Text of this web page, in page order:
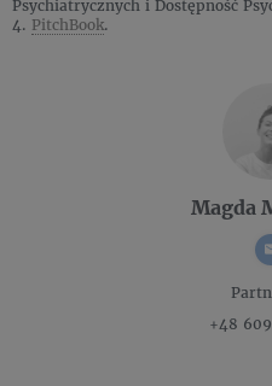
Psychiatrycznych i Dostępność
4. PitchBook.
Magda
+48